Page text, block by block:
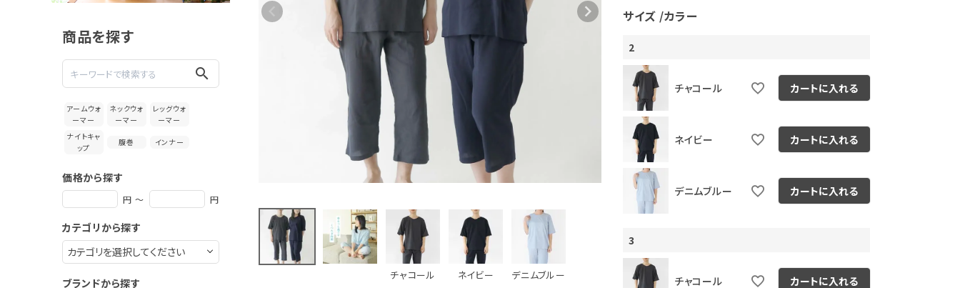
カテゴリーから探す
商品を探す
search
アームウォ
ーマー
ネックウォ
ーマー
レッグウォ
ーマー
ナイトキャ
ップ
腹巻 インナー
価格から探す
円 ～ 円
カテゴリから探す
ブランドから探す
チャコール ネイビー デニムブルー
サイズ カラー
2
チャコール カートに入れる
ネイビー カートに入れる
デニムブルー カートに入れる
3
チャコール カートに入れる